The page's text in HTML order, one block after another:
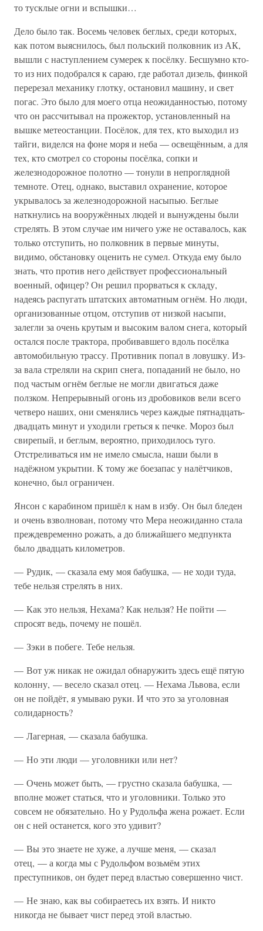
то тусклые огни и вспышки…
Дело было так. Восемь человек беглых, среди которых,
как потом выяснилось, был польский полковник из АК,
вышли с наступлением сумерек к посёлку. Бесшумно кто-
то из них подобрался к сараю, где работал дизель, финкой
перерезал механику глотку, остановил машину, и свет
погас. Это было для моего отца неожиданностью, потому
что он рассчитывал на прожектор, установленный на
вышке метеостанции. Посёлок, для тех, кто выходил из
тайги, виделся на фоне моря и неба — освещённым, а для
тех, кто смотрел со стороны посёлка, сопки и
железнодорожное полотно — тонули в непроглядной
темноте. Отец, однако, выставил охранение, которое
укрывалось за железнодорожной насыпью. Беглые
наткнулись на вооружённых людей и вынуждены были
стрелять. В этом случае им ничего уже не оставалось, как
только отступить, но полковник в первые минуты,
видимо, обстановку оценить не сумел. Откуда ему было
знать, что против него действует профессиональный
военный, офицер? Он решил прорваться к складу,
надеясь распугать штатских автоматным огнём. Но люди,
организованные отцом, отступив от низкой насыпи,
залегли за очень крутым и высоким валом снега, который
остался после трактора, пробивавшего вдоль посёлка
автомобильную трассу. Противник попал в ловушку. Из-
за вала стреляли на скрип снега, попаданий не было, но
под частым огнём беглые не могли двигаться даже
ползком. Непрерывный огонь из дробовиков вели всего
четверо наших, они сменялись через каждые пятнадцать-
двадцать минут и уходили греться к печке. Мороз был
свирепый, и беглым, вероятно, приходилось туго.
Отстреливаться им не имело смысла, наши были в
надёжном укрытии. К тому же боезапас у налётчиков,
конечно, был ограничен.
Янсон с карабином пришёл к нам в избу. Он был бледен
и очень взволнован, потому что Мера неожиданно стала
преждевременно рожать, а до ближайшего медпункта
было двадцать километров.
— Рудик, — сказала ему моя бабушка, — не ходи туда,
тебе нельзя стрелять в них.
— Как это нельзя, Нехама? Как нельзя? Не пойти —
спросят ведь, почему не пошёл.
— Зэки в побеге. Тебе нельзя.
— Вот уж никак не ожидал обнаружить здесь ещё пятую
колонну, — весело сказал отец. — Нехама Львова, если
он не пойдёт, я умываю руки. И что это за уголовная
солидарность?
— Лагерная, — сказала бабушка.
— Но эти люди — уголовники или нет?
— Очень может быть, — грустно сказала бабушка, —
вполне может статься, что и уголовники. Только это
совсем не обязательно. Но у Рудольфа жена рожает. Если
он с ней останется, кого это удивит?
— Вы это знаете не хуже, а лучше меня, — сказал
отец, — а когда мы с Рудольфом возьмём этих
преступников, он будет перед властью совершенно чист.
— Не знаю, как вы собираетесь их взять. И никто
никогда не бывает чист перед этой властью.